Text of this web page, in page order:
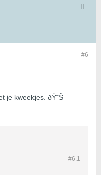
#6
je kweekjes. ðŸ˜Š
#6.1